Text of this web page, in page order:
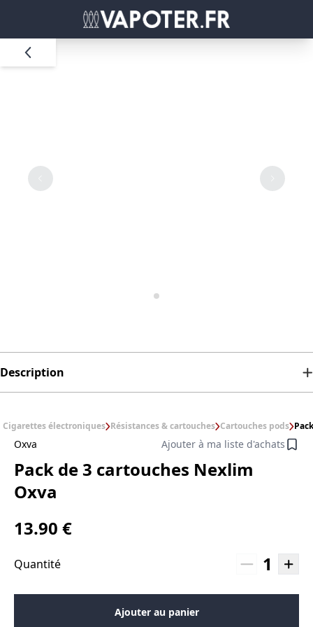
Description
Cigarettes électroniques Résistances & cartouches Cartouches pods
Oxva Ajouter à ma liste d'achats
Pack de 3 cartouches Nexlim
Oxva
13.90 €
Quantité 1
Ajouter au panier